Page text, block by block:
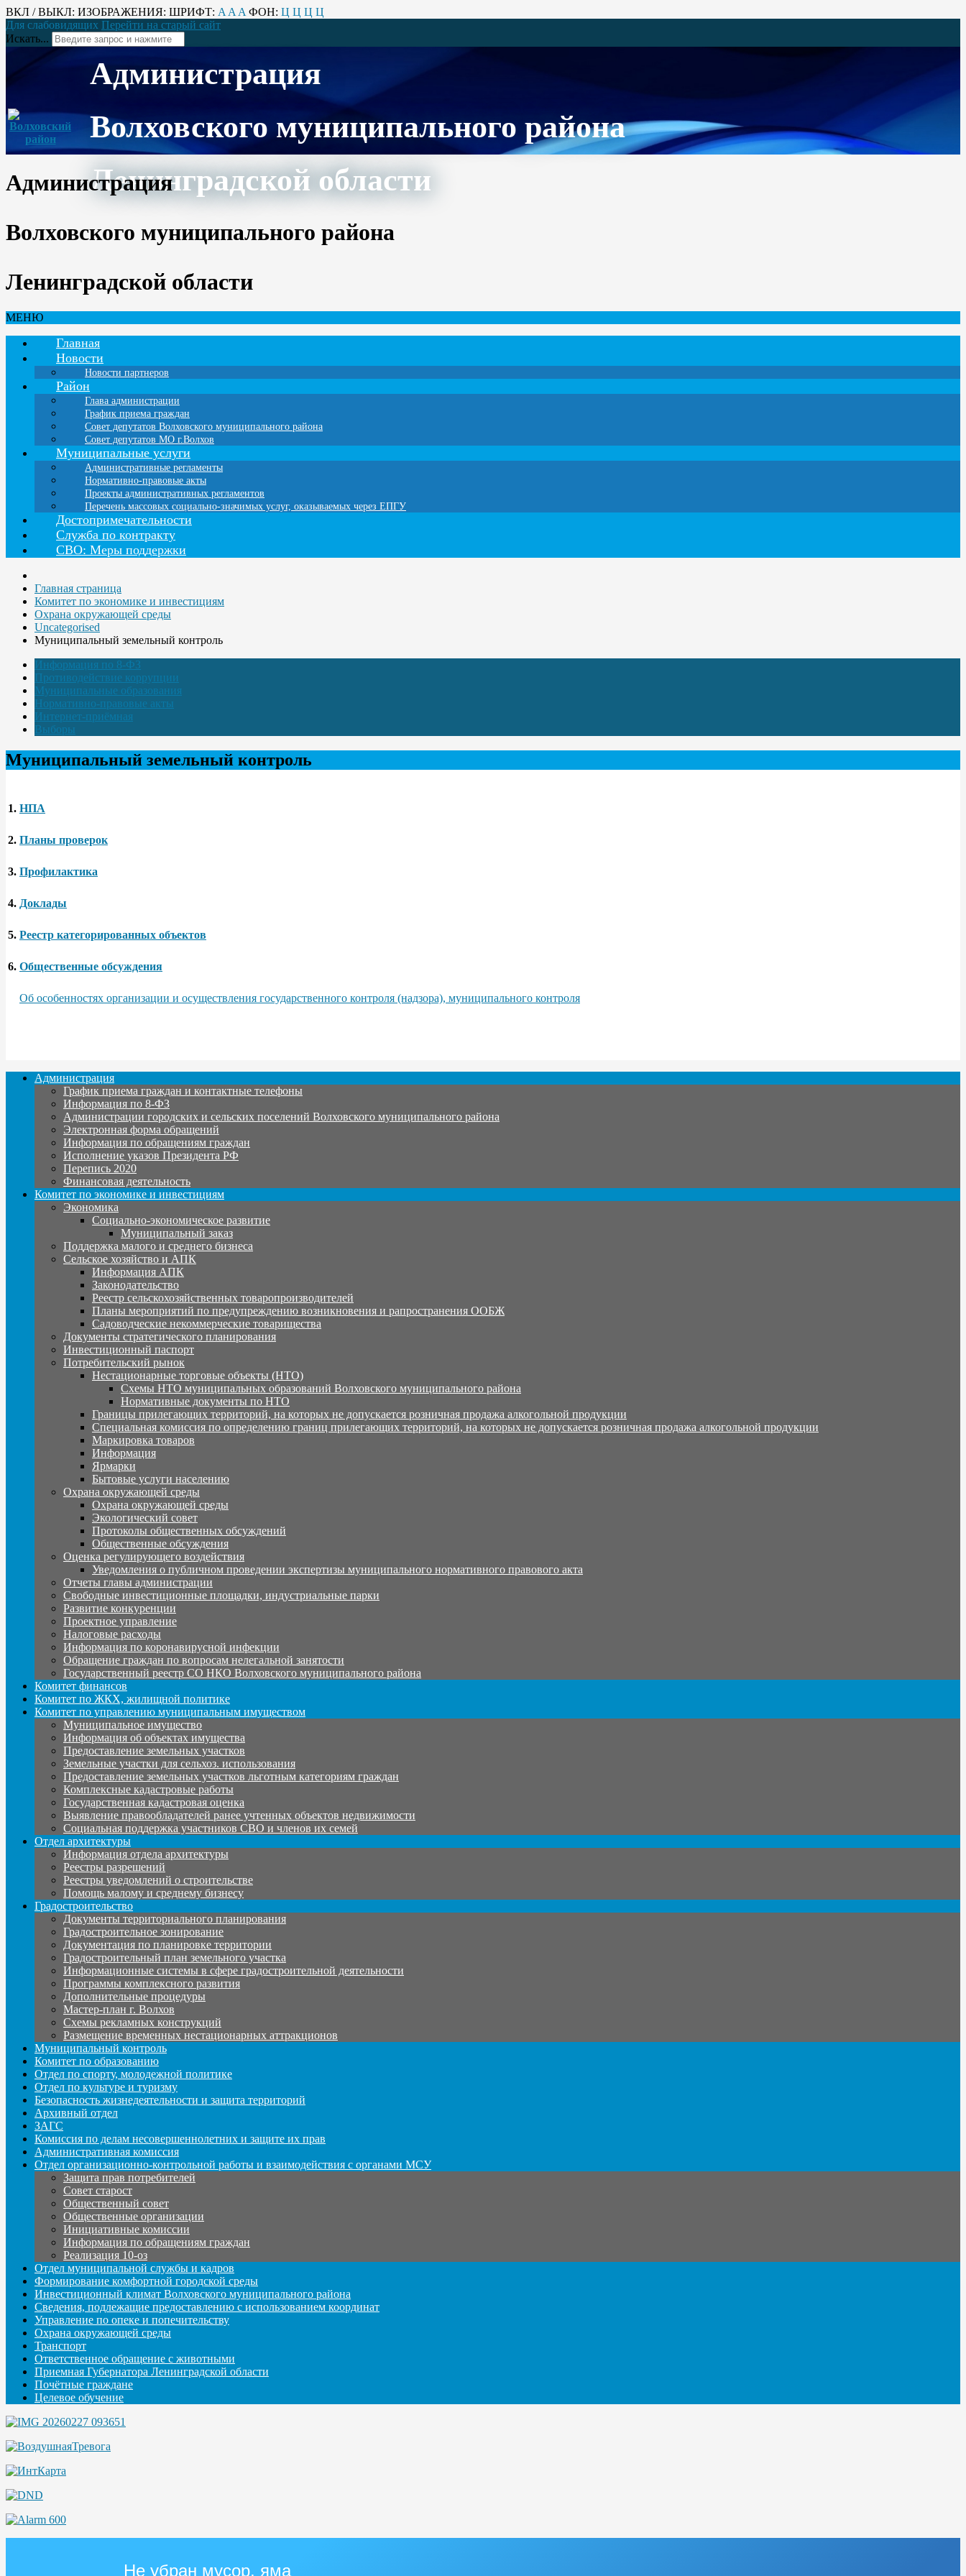
ВКЛ / ВЫКЛ: ИЗОБРАЖЕНИЯ: ШРИФТ: A A A ФОН: Ц Ц Ц Ц
Для слабовидящих Перейти на старый сайт
Искать...
Администрация
Волховского муниципального района
Ленинградской области
Администрация
Волховского муниципального района
Ленинградской области
МЕНЮ
Главная
Новости
Новости партнеров
Район
Глава администрации
График приема граждан
Совет депутатов Волховского муниципального района
Совет депутатов МО г.Волхов
Муниципальные услуги
Административные регламенты
Нормативно-правовые акты
Проекты административных регламентов
Перечень массовых социально-значимых услуг, оказываемых через ЕПГУ
Достопримечательности
Служба по контракту
СВО: Меры поддержки
Главная страница
Комитет по экономике и инвестициям
Охрана окружающей среды
Uncategorised
Муниципальный земельный контроль
Информация по 8-ФЗ
Противодействие коррупции
Муниципальные образования
Нормативно-правовые акты
Интернет-приёмная
Выборы
Муниципальный земельный контроль
1. НПА
2. Планы проверок
3. Профилактика
4. Доклады
5. Реестр категорированных объектов
6. Общественные обсуждения
Об особенностях организации и осуществления государственного контроля (надзора), муниципального контроля
Администрация
График приема граждан и контактные телефоны
Информация по 8-ФЗ
Администрации городских и сельских поселений Волховского муниципального района
Электронная форма обращений
Информация по обращениям граждан
Исполнение указов Президента РФ
Перепись 2020
Финансовая деятельность
Комитет по экономике и инвестициям
Экономика
Социально-экономическое развитие
Муниципальный заказ
Поддержка малого и среднего бизнеса
Сельское хозяйство и АПК
Информация АПК
Законодательство
Реестр сельскохозяйственных товаропроизводителей
Планы мероприятий по предупреждению возникновения и рапространения ООБЖ
Садоводческие некоммерческие товарищества
Документы стратегического планирования
Инвестиционный паспорт
Потребительский рынок
Нестационарные торговые объекты (НТО)
Схемы НТО муниципальных образований Волховского муниципального района
Нормативные документы по НТО
Границы прилегающих территорий, на которых не допускается розничная продажа алкогольной продукции
Специальная комиссия по определению границ прилегающих территорий, на которых не допускается розничная продажа алкогольной продукции
Маркировка товаров
Информация
Ярмарки
Бытовые услуги населению
Охрана окружающей среды
Охрана окружающей среды
Экологический совет
Протоколы общественных обсуждений
Общественные обсуждения
Оценка регулирующего воздействия
Уведомления о публичном проведении экспертизы муниципального нормативного правового акта
Отчеты главы администрации
Свободные инвестиционные площадки, индустриальные парки
Развитие конкуренции
Проектное управление
Налоговые расходы
Информация по коронавирусной инфекции
Обращение граждан по вопросам нелегальной занятости
Государственный реестр СО НКО Волховского муниципального района
Комитет финансов
Комитет по ЖКХ, жилищной политике
Комитет по управлению муниципальным имуществом
Муниципальное имущество
Информация об объектах имущества
Предоставление земельных участков
Земельные участки для сельхоз. использования
Предоставление земельных участков льготным категориям граждан
Комплексные кадастровые работы
Государственная кадастровая оценка
Выявление правообладателей ранее учтенных объектов недвижимости
Социальная поддержка участников СВО и членов их семей
Отдел архитектуры
Информация отдела архитектуры
Реестры разрешений
Реестры уведомлений о строительстве
Помощь малому и среднему бизнесу
Градостроительство
Документы территориального планирования
Градостроительное зонирование
Документация по планировке территории
Градостроительный план земельного участка
Информационные системы в сфере градостроительной деятельности
Программы комплексного развития
Дополнительные процедуры
Мастер-план г. Волхов
Схемы рекламных конструкций
Размещение временных нестационарных аттракционов
Муниципальный контроль
Комитет по образованию
Отдел по спорту, молодежной политике
Отдел по культуре и туризму
Безопасность жизнедеятельности и защита территорий
Архивный отдел
ЗАГС
Комиссия по делам несовершеннолетних и защите их прав
Административная комиссия
Отдел организационно-контрольной работы и взаимодействия с органами МСУ
Защита прав потребителей
Совет старост
Общественный совет
Общественные организации
Инициативные комиссии
Информация по обращениям граждан
Реализация 10-оз
Отдел муниципальной службы и кадров
Формирование комфортной городской среды
Инвестиционный климат Волховского муниципального района
Сведения, подлежащие предоставлению с использованием координат
Управление по опеке и попечительству
Охрана окружающей среды
Транспорт
Ответственное обращение с животными
Приемная Губернатора Ленинградской области
Почётные граждане
Целевое обучение
Не убран мусор, яма